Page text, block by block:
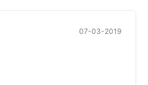
07-03-2019